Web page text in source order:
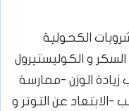
الكحولية
و الكوليستيرول
الوزن -ممارسة
-الابتعاد عن التوتر و